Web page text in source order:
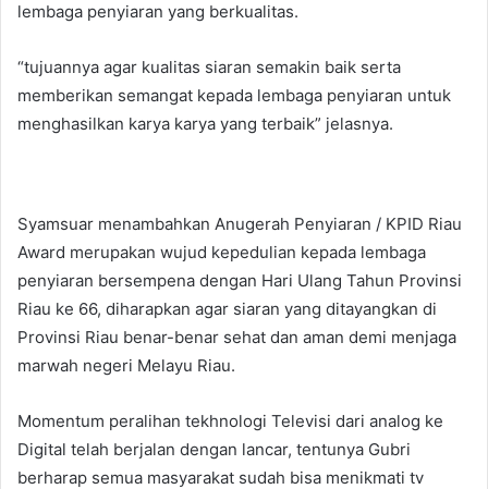
lembaga penyiaran yang berkualitas.
“tujuannya agar kualitas siaran semakin baik serta
memberikan semangat kepada lembaga penyiaran untuk
menghasilkan karya karya yang terbaik” jelasnya.
Syamsuar menambahkan Anugerah Penyiaran / KPID Riau
Award merupakan wujud kepedulian kepada lembaga
penyiaran bersempena dengan Hari Ulang Tahun Provinsi
Riau ke 66, diharapkan agar siaran yang ditayangkan di
Provinsi Riau benar-benar sehat dan aman demi menjaga
marwah negeri Melayu Riau.
Momentum peralihan tekhnologi Televisi dari analog ke
Digital telah berjalan dengan lancar, tentunya Gubri
berharap semua masyarakat sudah bisa menikmati tv